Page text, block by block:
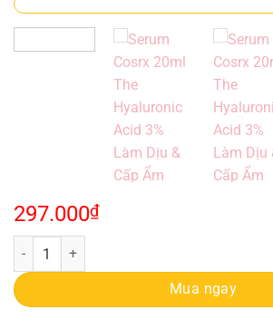
297.000₫
Serum Cosrx 20ml The Hyaluronic Acid 3%
Mua ngay